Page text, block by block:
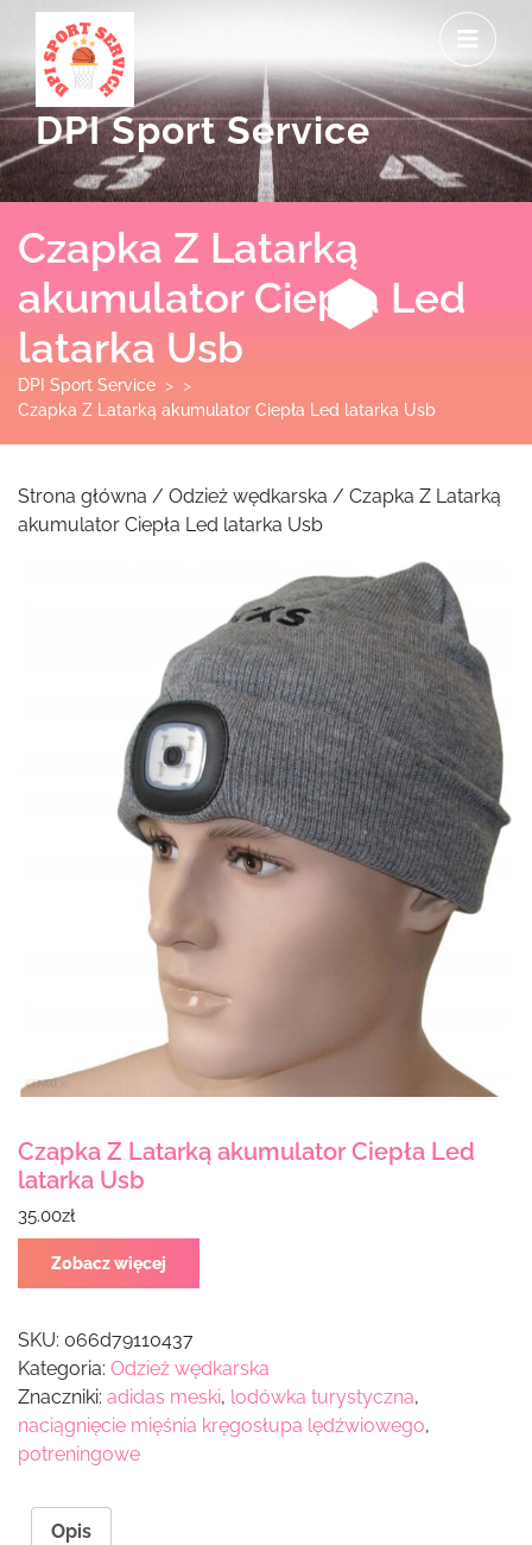
content
DPI Sport Service
Czapka Z Latarką
akumulator Ciepła Led
latarka Usb
DPI Sport Service > >
Czapka Z Latarką akumulator Ciepła Led latarka Usb
Strona główna / Odzież wędkarska / Czapka Z Latarką
akumulator Ciepła Led latarka Usb
Czapka Z Latarką akumulator Ciepła Led
latarka Usb
35.00zł
Zobacz więcej
SKU: 066d79110437
Kategoria: Odzież wędkarska
Znaczniki: adidas meski, lodówka turystyczna,
naciągnięcie mięśnia kręgosłupa lędźwiowego,
potreningowe
Opis